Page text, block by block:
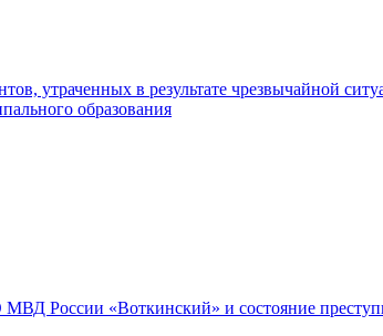
утраченных в результате чрезвычайной
образования
России «Воткинский» и состояние